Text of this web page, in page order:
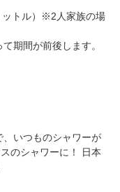
ットル）※2人家族の場
期間が前後します。
、いつものシャワーが
のシャワーに！ 日本